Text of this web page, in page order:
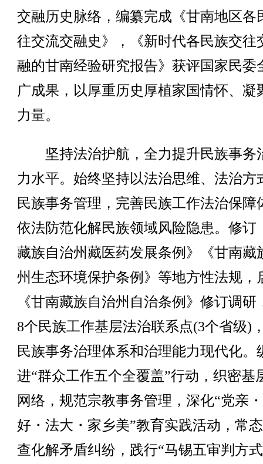
交融历史脉络，编纂完成《甘南地区各
往交流交融史》，《新时代各民族交往
融的甘南经验研究报告》获评国家民委
广成果，以厚重历史厚植家国情怀、凝
力量。
坚持法治护航，全力提升民族事务
力水平。始终坚持以法治思维、法治方
民族事务管理，完善民族工作法治保障
依法防范化解民族领域风险隐患。修订
藏族自治州藏医药发展条例》《甘南藏
州生态环境保护条例》等地方性法规，
《甘南藏族自治州自治条例》修订调研
8个民族工作基层法治联系点(3个省级)
民族事务治理体系和治理能力现代化。
进“群众工作五个全覆盖”行动，织密基
网络，规范宗教事务管理，深化“党亲
好・法大・家乡美”教育实践活动，常
查化解矛盾纠纷，践行“马锡五审判方